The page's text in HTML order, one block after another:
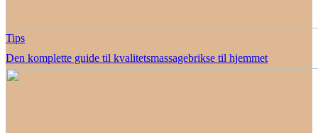
Tips
Den komplette guide til kvalitetsmassagebrikse til hjemmet